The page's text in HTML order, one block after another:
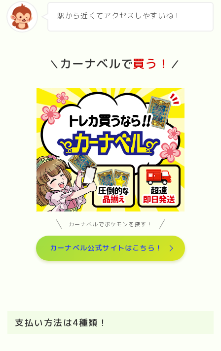
駅から近くてアクセスしやすいね！
＼ カーナベルで買う！ ／
カーナベルでポケモンを探す！
カーナベル公式サイトはこちら！
支払い方法は4種類！